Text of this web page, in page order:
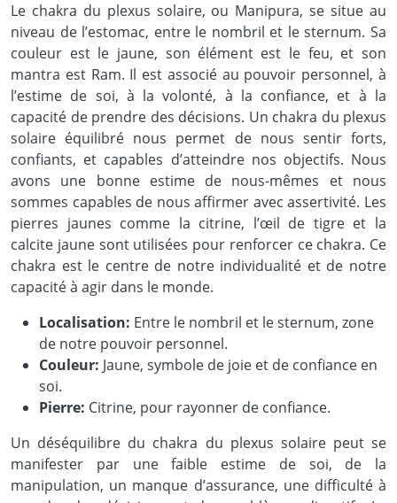
Le chakra du plexus solaire, ou Manipura, se situe au
niveau de l’estomac, entre le nombril et le sternum. Sa
couleur est le jaune, son élément est le feu, et son
mantra est Ram. Il est associé au pouvoir personnel, à
l’estime de soi, à la volonté, à la confiance, et à la
capacité de prendre des décisions. Un chakra du plexus
solaire équilibré nous permet de nous sentir forts,
confiants, et capables d’atteindre nos objectifs. Nous
avons une bonne estime de nous-mêmes et nous
sommes capables de nous affirmer avec assertivité. Les
pierres jaunes comme la citrine, l’œil de tigre et la
calcite jaune sont utilisées pour renforcer ce chakra. Ce
chakra est le centre de notre individualité et de notre
capacité à agir dans le monde.
Localisation: Entre le nombril et le sternum, zone
de notre pouvoir personnel.
Couleur: Jaune, symbole de joie et de confiance en
soi.
Pierre: Citrine, pour rayonner de confiance.
Un déséquilibre du chakra du plexus solaire peut se
manifester par une faible estime de soi, de la
manipulation, un manque d’assurance, une difficulté à